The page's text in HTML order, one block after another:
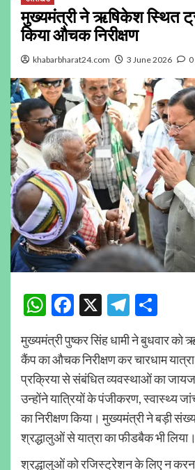
मुख्यमंत्री ने ऋषिकेश स्थित
किया औचक निरीक्षण
khabarbharat24.com 3 June 2026 0
WhatsApp
Facebook
X
मुख्यमंत्री पुष्कर सिंह धामी ने बुधवार को
कैंप का औचक निरीक्षण कर चारधाम
प्रक्रिया से संबंधित व्यवस्थाओं का
उन्होंने यात्रियों के पंजीकरण, स्वास्थ्य
का निरीक्षण किया। मुख्यमंत्री ने बड़ी
श्रद्धालुओं से यात्रा का फीडबैक भी लिया।
श्रद्धालुओं को रजिस्ट्रेशन के लिए न